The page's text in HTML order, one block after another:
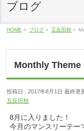
ブログ
HOME » ブログ » 五反田校 »
Monthly Theme
投稿日 : 2017年8月1日 最終更
五反田校
8月に入りました！
今月のマンスリーテ